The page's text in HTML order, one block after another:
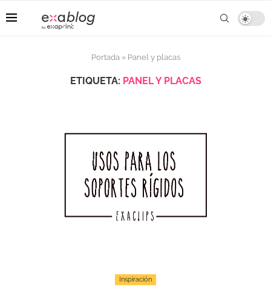
Portada» Panel y placas
ETIQUETA: PANEL Y PLACAS
Inspiración